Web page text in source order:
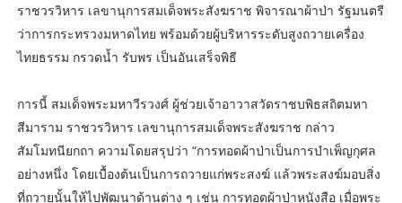
ราชวรวิหาร เลขานุการสมเด็จพระสังฆราช พิจารณาผ้าป่า รัฐมนตรี
ว่าการกระทรวงมหาดไทย พร้อมด้วยผู้บริหารระดับสูงถวายเครื่อง
ไทยธรรม กรวดน้ำ รับพร เป็นอันเสร็จพิธี
การนี้ สมเด็จพระมหาวีรวงศ์ ผู้ช่วยเจ้าอาวาสวัดราชบพิธสถิตมหา
สีมาราม ราชวรวิหาร เลขานุการสมเด็จพระสังฆราช กล่าว
สัมโมทนียกถา ความโดยสรุปว่า “การทอดผ้าป่าเป็นการบำเพ็ญกุศล
อย่างหนึ่ง โดยเบื้องต้นเป็นการถวายแก่พระสงฆ์ แล้วพระสงฆ์มอบสิ่ง
ที่ถวายนั้นให้ไปพัฒนาด้านต่าง ๆ เช่น การทอดผ้าป่าหนังสือ เมื่อพระ